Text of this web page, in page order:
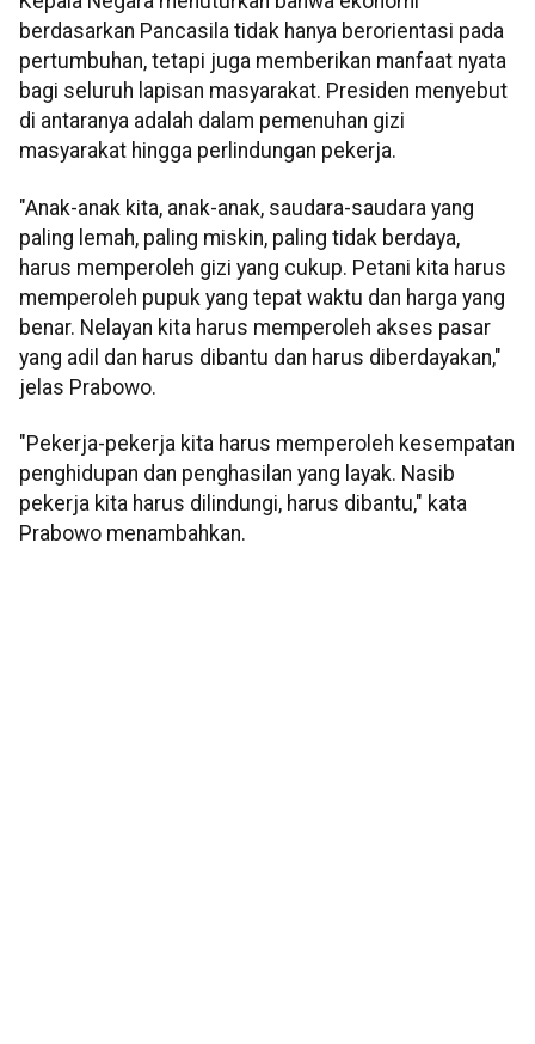
berdasarkan Pancasila tidak hanya berorientasi pada
pertumbuhan, tetapi juga memberikan manfaat nyata
bagi seluruh lapisan masyarakat. Presiden menyebut
di antaranya adalah dalam pemenuhan gizi
masyarakat hingga perlindungan pekerja.
"Anak-anak kita, anak-anak, saudara-saudara yang
paling lemah, paling miskin, paling tidak berdaya,
harus memperoleh gizi yang cukup. Petani kita harus
memperoleh pupuk yang tepat waktu dan harga yang
benar. Nelayan kita harus memperoleh akses pasar
yang adil dan harus dibantu dan harus diberdayakan,"
jelas Prabowo.
"Pekerja-pekerja kita harus memperoleh kesempatan
penghidupan dan penghasilan yang layak. Nasib
pekerja kita harus dilindungi, harus dibantu," kata
Prabowo menambahkan.